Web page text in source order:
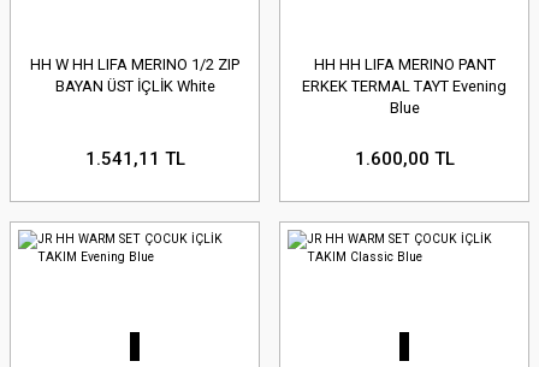
HH W HH LIFA MERINO 1/2 ZIP
BAYAN ÜST İÇLİK White
1.541,11 TL
HH HH LIFA MERINO PANT
ERKEK TERMAL TAYT Evening
Blue
1.600,00 TL